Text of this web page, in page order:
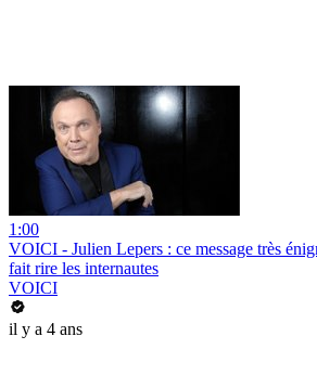
1:00
VOICI - Julien Lepers : ce message très
fait rire les internautes
VOICI
il y a 4 ans